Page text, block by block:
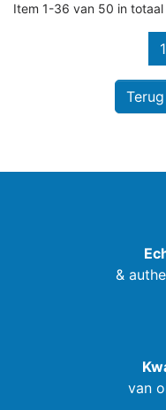
Item 1-36 van 50 in totaal
1
&
van